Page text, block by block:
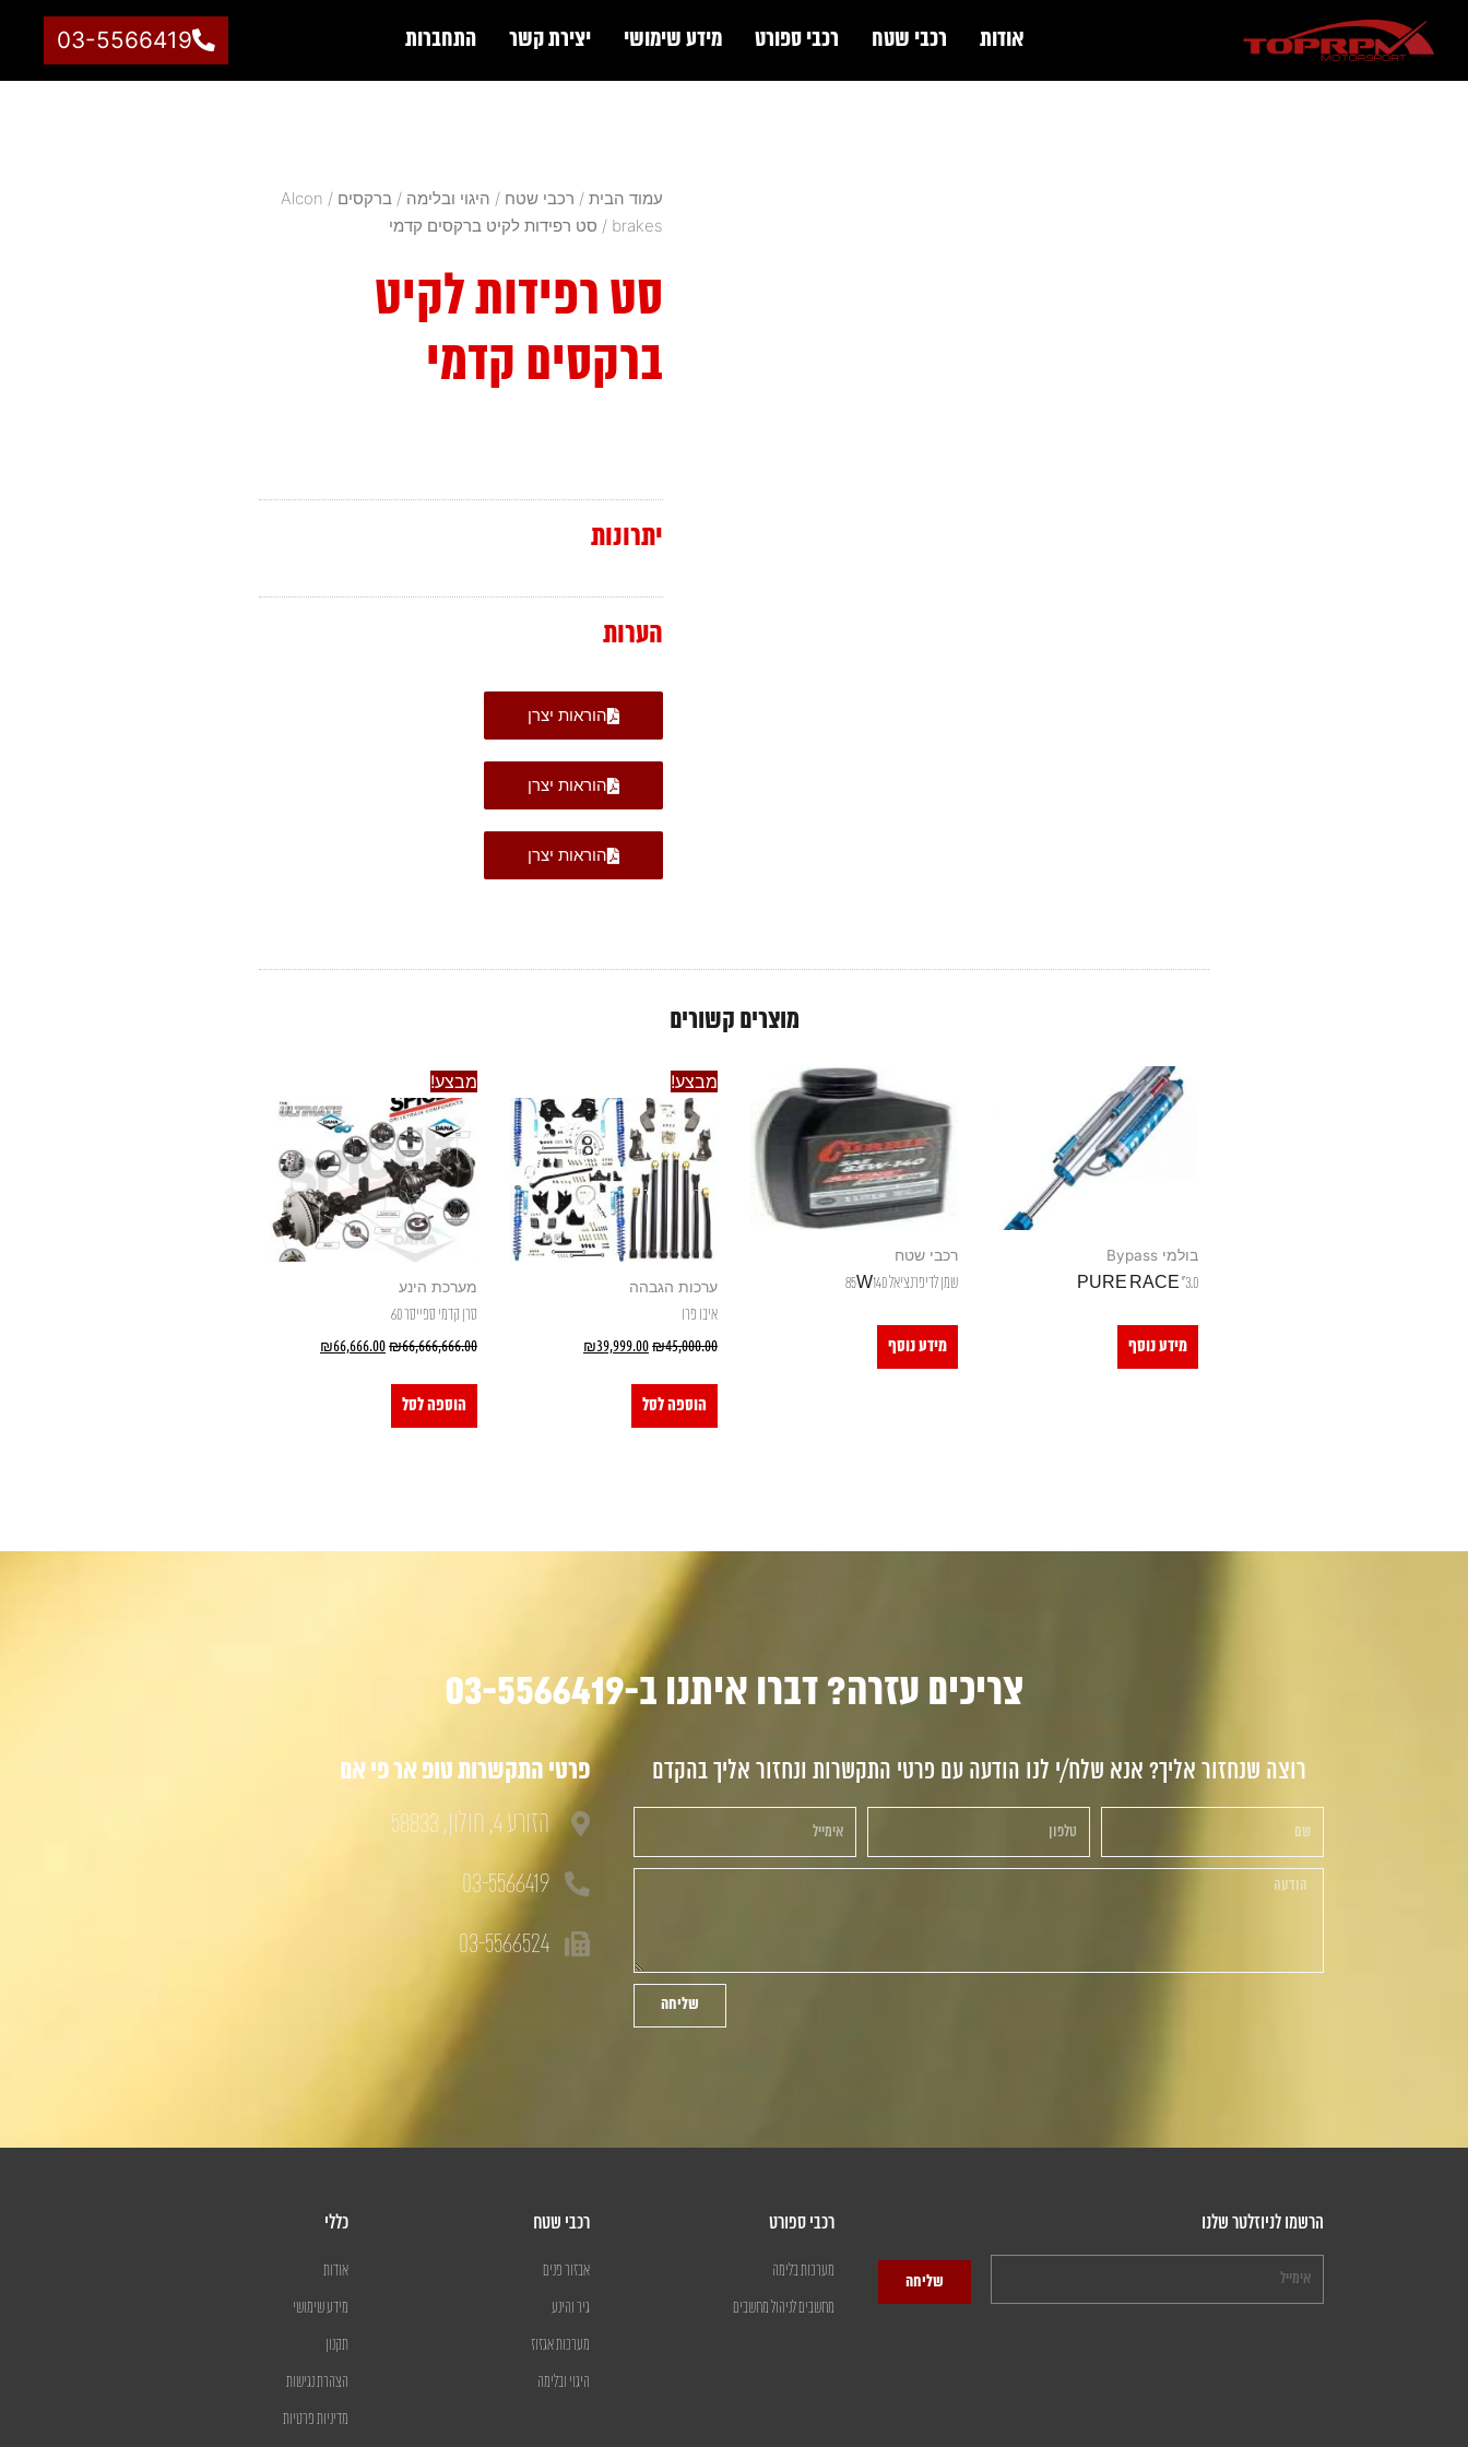
אודות רכבי שטח רכבי ספורט מידע שימושי יצירת קשר התחברות 03-5566419
עמוד הבית / רכבי שטח / היגוי ובלימה / ברקסים /
Alcon
brakes / סט רפידות לקיט ברקסים קדמי
סט רפידות לקיט
ברקסים קדמי
יתרונות
הערות
הוראות יצרן
הוראות יצרן
הוראות יצרן
מוצרים קשורים
בולמי Bypass
3.0" PURE RACE
מידע נוסף
רכבי שטח
שמן לדיפרנציאל 85W140
מידע נוסף
מבצע!
ערכות הגבהה
איבו פרו
₪45,000.00
₪39,999.00
הוספה לסל
מבצע!
מערכת הינע
סרן קדמי ספייסר 60
₪66,666,666.00
₪66,666.00
הוספה לסל
צריכים עזרה? דברו איתנו ב-03-5566419
רוצה שנחזור אליך? אנא שלח/י לנו הודעה עם פרטי התקשרות ונחזור אליך בהקדם
שליחה
פרטי התקשרות טופ אר פי אם
הזורע 4, חולון, 58833
03-5566419
03-5566524
הרשמו לניוזלטר שלנו
שליחה
רכבי ספורט
מערכות בלימה
מחשבים לניהול מחשבים
רכבי שטח
אבזור פנים
גיר והינע
מערכות אגזוז
היגוי ובלימה
כללי
אודות
מידע שימושי
תקנון
הצהרת נגישות
מדיניות פרטיות